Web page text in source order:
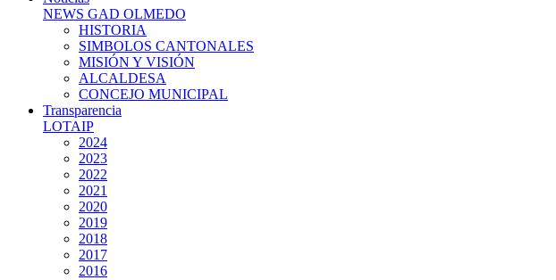
NEWS GAD OLMEDO
HISTORIA
SIMBOLOS CANTONALES
MISIÓN Y VISIÓN
ALCALDESA
CONCEJO MUNICIPAL
Transparencia
LOTAIP
2024
2023
2022
2021
2020
2019
2018
2017
2016